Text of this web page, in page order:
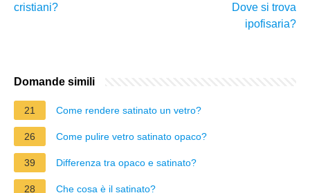
cristiani?
Dove si trova
ipofisaria?
Domande simili
21 Come rendere satinato un vetro?
26 Come pulire vetro satinato opaco?
39 Differenza tra opaco e satinato?
28 Che cosa è il satinato?